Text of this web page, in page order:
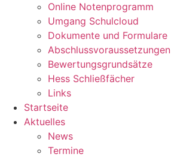
Online Notenprogramm
Umgang Schulcloud
Dokumente und Formulare
Abschlussvoraussetzungen
Bewertungsgrundsätze
Hess Schließfächer
Links
Startseite
Aktuelles
News
Termine